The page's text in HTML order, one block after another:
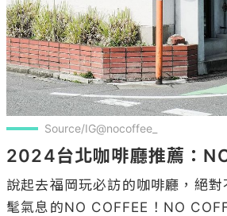
Source/IG@nocoffee_
2024台北咖啡廳推薦：
說起去福岡玩必訪的咖啡廳，絕
髦氣息的NO COFFEE！NO